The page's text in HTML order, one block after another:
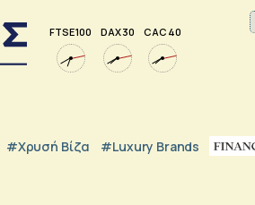
FTSE 100 DAX 30 CAC 40
#Χρυσή Βίζα #luxury Brands